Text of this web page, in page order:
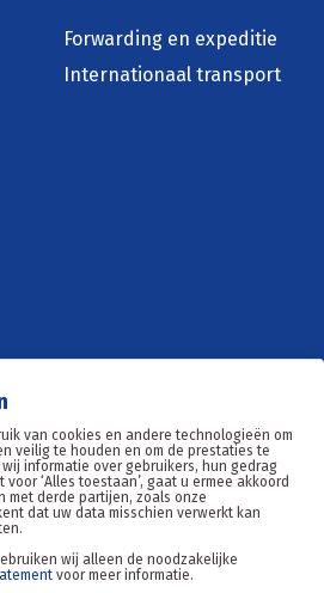
van cookies en andere technologieën om
veilig te houden en om de prestaties te
informatie over gebruikers, hun gedrag
‘Alles toestaan’, gaat u ermee akkoord
met derde partijen, zoals onze
dat uw data misschien verwerkt kan
wij alleen de noodzakelijke
voor meer informatie.
Forwarding en expeditie
Internationaal transport